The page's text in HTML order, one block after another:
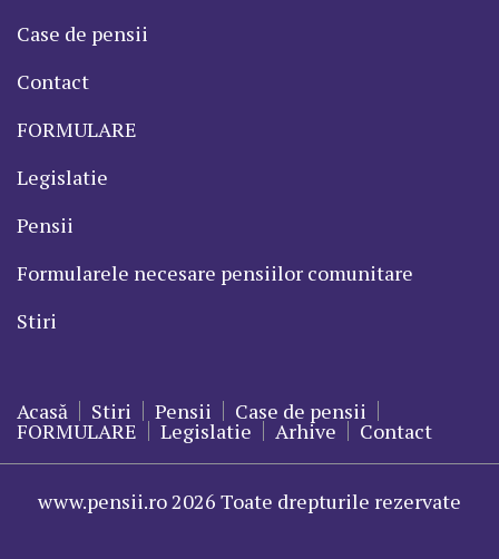
Case de pensii
Contact
FORMULARE
Legislatie
Pensii
Formularele necesare pensiilor comunitare
Stiri
Acasă Stiri Pensii Case de pensii
FORMULARE Legislatie Arhive Contact
www.pensii.ro 2026 Toate drepturile rezervate